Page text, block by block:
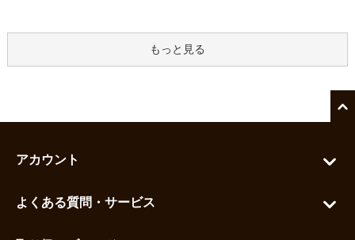
もっと見る
アカウント
よくある質問・サービス